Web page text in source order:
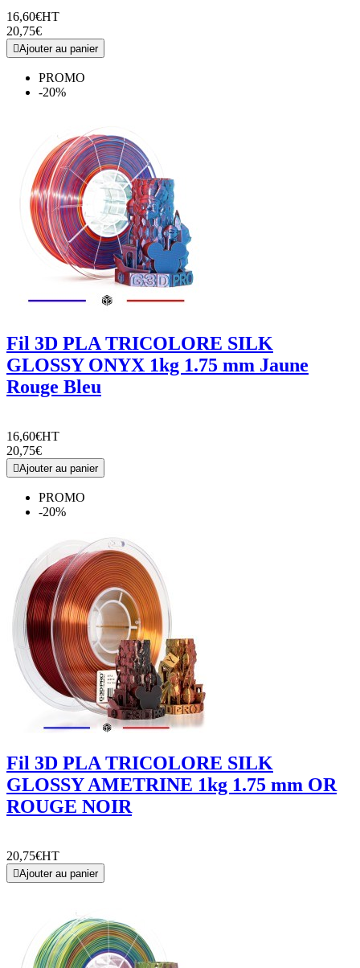
16,60€HT
20,75€
Ajouter au panier
PROMO
-20%
Fil 3D PLA TRICOLORE SILK
GLOSSY ONYX 1kg 1.75 mm Jaune
Rouge Bleu
16,60€HT
20,75€
Ajouter au panier
PROMO
-20%
Fil 3D PLA TRICOLORE SILK
GLOSSY AMETRINE 1kg 1.75 mm OR
ROUGE NOIR
20,75€HT
Ajouter au panier